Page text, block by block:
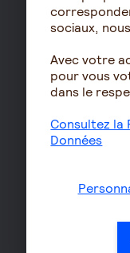
Assurance
Assurance
Assurance
Assurance
Prévoyance
sociaux,
Avec votre
pour vous
dans le
Consultez la
Données